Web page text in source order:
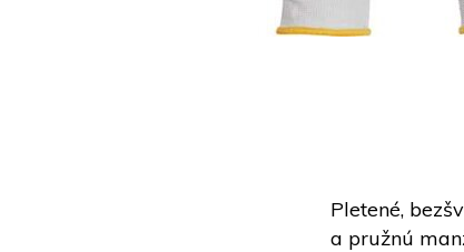
Pletené,
a pružnú